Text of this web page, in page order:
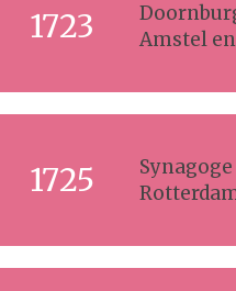
1723
Amstel
1725